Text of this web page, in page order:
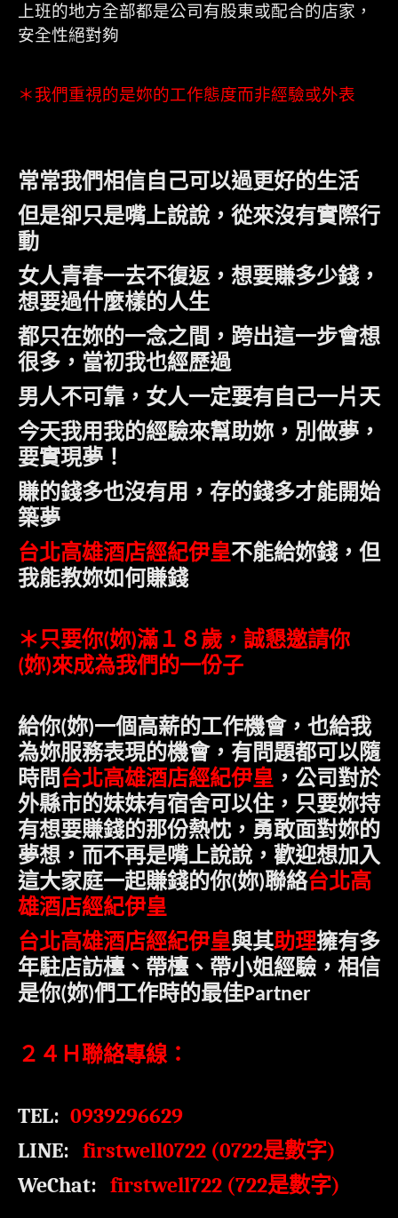
上班的地方全部都是公司有股東或配合的店家，
安全性絕對夠
＊我們重視的是妳的工作態度而非經驗或外表
常常我們相信自己可以過更好的生活
但是卻只是嘴上說說，從來沒有實際行
動
女人青春一去不復返，想要賺多少錢，
想要過什麼樣的人生
都只在妳的一念之間，跨出這一步會想
很多，當初我也經歷過
男人不可靠，女人一定要有自己一片天
今天我用我的經驗來幫助妳，別做夢，
要實現夢！
賺的錢多也沒有用，存的錢多才能開始
築夢
台北高雄酒店經紀伊皇不能給妳錢，但
我能教妳如何賺錢
＊只要你(妳)滿１８歲，誠懇邀請你
(妳)來成為我們的一份子
給你(妳)一個高薪的工作機會，也給我
為妳服務表現的機會，有問題都可以隨
時問台北高雄酒店經紀伊皇 ，公司對於
外縣市的妹妹有宿舍可以住，只要妳持
有想要賺錢的那份熱忱，勇敢面對妳的
夢想，而不再是嘴上說說，歡迎想加入
這大家庭一起賺錢的你(妳)聯絡台北高
雄酒店經紀伊皇
台北高雄酒店經紀伊皇與其助理擁有多
年駐店訪檯、帶檯、帶小姐經驗，相信
是你(妳)們工作時的最佳Partner
２４Ｈ聯絡專線：
TEL: 0939296629
LINE: firstwell0722 (0722是數字)
WeChat: firstwell722 (722是數字)